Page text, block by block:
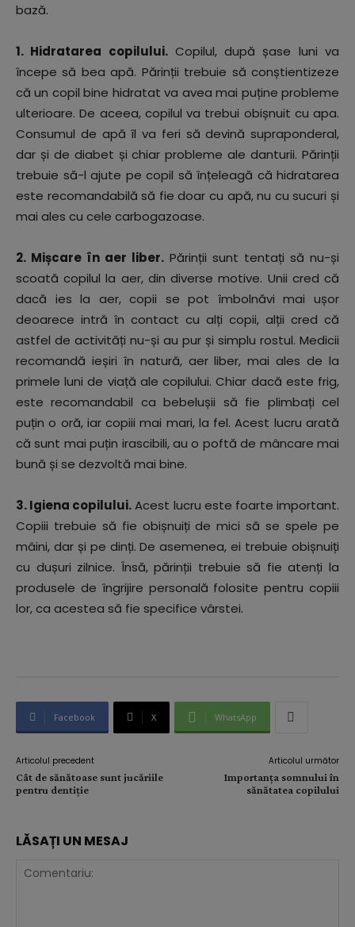
bază.
1. Hidratarea copilului.Copilul, după șase luni va
începe să bea apă. Părinții trebuie să conștientizeze
că un copil bine hidratat va avea mai puține probleme
ulterioare. De aceea, copilul va trebui obișnuit cu apa.
Consumul de apă îl va feri să devină supraponderal,
dar și de diabet și chiar probleme ale danturii. Părinții
trebuie să-l ajute pe copil să înțeleagă că hidratarea
este recomandabilă să fie doar cu apă, nu cu sucuri și
mai ales cu cele carbogazoase.
2. Mișcare în aer liber. Părinții sunt tentați să nu-și
scoată copilul la aer, din diverse motive. Unii cred că
dacă ies la aer, copii se pot îmbolnăvi mai ușor
deoarece intră în contact cu alți copii, alții cred că
astfel de activități nu-și au pur și simplu rostul. Medicii
recomandă ieșiri în natură, aer liber, mai ales de la
primele luni de viață ale copilului. Chiar dacă este frig,
este recomandabil ca bebelușii să fie plimbați cel
puțin o oră, iar copiii mai mari, la fel. Acest lucru arată
că sunt mai puțin irascibili, au o poftă de mâncare mai
bună și se dezvoltă mai bine.
3. Igiena copilului.Acest lucru este foarte important.
Copiii trebuie să fie obișnuiți de mici să se spele pe
mâini, dar și pe dinți. De asemenea, ei trebuie obișnuiți
cu dușuri zilnice. Însă, părinții trebuie să fie atenți la
produsele de îngrijire personală folosite pentru copiii
lor, ca acestea să fie specifice vârstei.
Facebook X WhatsApp
Articolul precedent
Cât de sănătoase sunt jucăriile
pentru dentiție
Articolul următor
Importanța somnului în
sănătatea copilului
LĂSAȚI UN MESAJ